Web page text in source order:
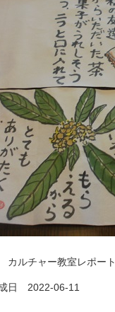
カルチャー教室レポート
日 2022-06-11